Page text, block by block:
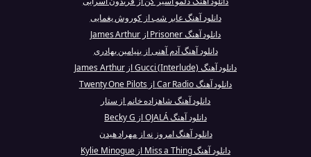
دانلود آهنگ عابر شب از کوروش یغمایی
دانلود آهنگ Prisoner از James Arthur
دانلود آهنگ آدم آهنی از بنیامین بهادری
دانلود آهنگ Gucci (Interlude) از James Arthur
دانلود آهنگ Car Radio از Twenty One Pilots
دانلود آهنگ شاهزاده خانم از ستار
دانلود آهنگ OJALÁ از Becky G
دانلود آهنگ امروز نه از مهراد هیدن
دانلود آهنگ Miss a Thing از Kylie Minogue